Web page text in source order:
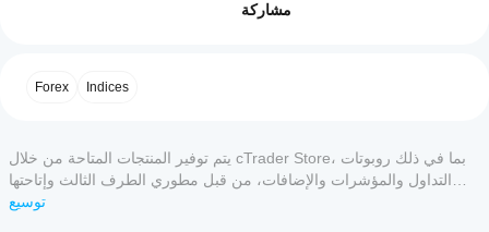
تقييمات العملاء
لا توجد
لهذا
بعد
لبدء
استخدام
المؤشر
للتحليل
ما هي
التي تدعم
المؤشرات
من
مشاركة
Forex Indices
يتم توفير المنتجات المتاحة من خلال cTrader Store، بما في ذلك روبوتات
التداول والمؤشرات والإضافات، من قبل مطوري الطرف الثالث وإتاحتها
لأغراض الوصول المعلوماتي والفني فقط. cTrader Store ليس وسيطًا ولا
توسيع